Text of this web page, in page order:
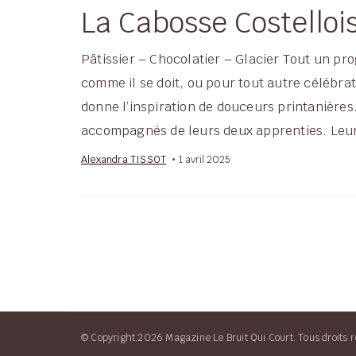
La Cabosse
Pâtissier – Chocolatier – Glacier Tout un
comme il se doit, ou pour tout autre
donne l’inspiration de douceurs
accompagnés de leurs deux apprenties.
Alexandra TISSOT 1 avril 2025
© Copyright.2026 Magazine Le Bruit Qui Court. Tous droits